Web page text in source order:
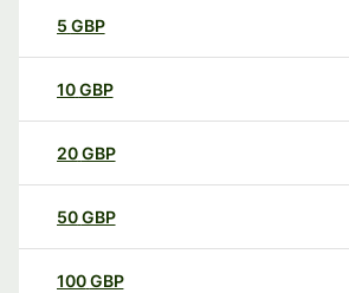
5 GBP
10GBP
20GBP
50GBP
100GBP